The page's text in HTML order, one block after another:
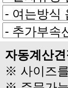
자동계산견
※ 사이즈